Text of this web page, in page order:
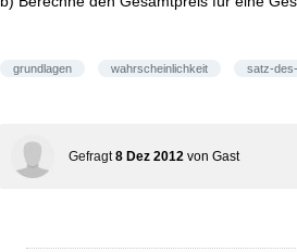
grundlagen wahrscheinlichkeit satz-
Gefragt 8 Dez 2012 von Gast